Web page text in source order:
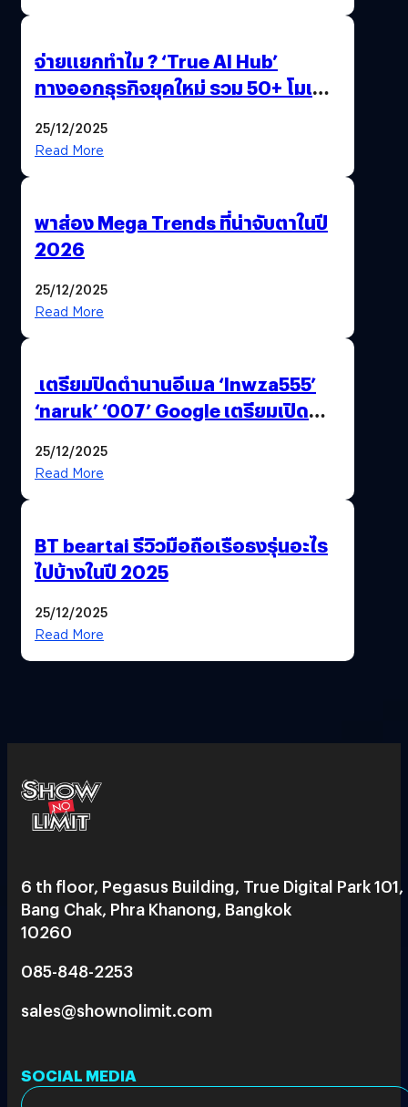
จ่ายแยกทำไม ? ‘True AI Hub’
ทางออกธุรกิจยุคใหม่ รวม 50+ โมเดล
25/12/2025
Read More
พาส่อง Mega Trends ที่น่าจับตาในปี
2026
25/12/2025
Read More
เตรียมปิดตำนานอีเมล ‘lnwza555’
‘naruk’ ‘007’ Google เตรียมเปิด
25/12/2025
Read More
BT beartai รีวิวมือถือเรือธงรุ่นอะไร
ไปบ้างในปี 2025
25/12/2025
Read More
6 th floor, Pegasus Building, True Digital Park 101,
Bang Chak, Phra Khanong, Bangkok
10260
085-848-2253
sales@shownolimit.com
SOCIAL MEDIA